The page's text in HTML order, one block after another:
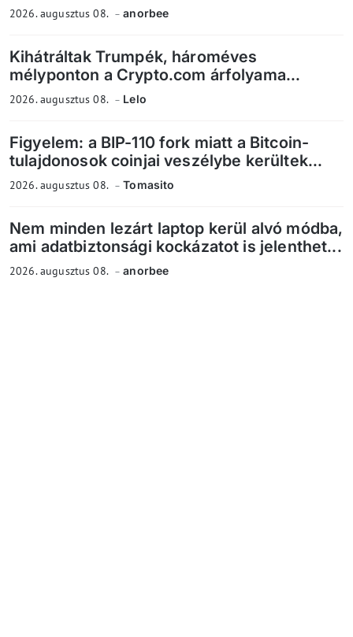
2026. augusztus 08. anorbee
Kihátráltak Trumpék, hároméves
mélyponton a Crypto.com árfolyama...
2026. augusztus 08. Lelo
Figyelem: a BIP-110 fork miatt a Bitcoin-
tulajdonosok coinjai veszélybe kerültek...
2026. augusztus 08. Tomasito
Nem minden lezárt laptop kerül alvó módba,
ami adatbiztonsági kockázatot is jelenthet...
2026. augusztus 08. anorbee